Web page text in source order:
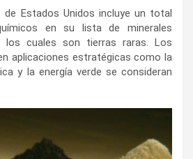
de Estados Unidos incluye un total
en su lista de minerales
los cuales son tierras raras. Los
aplicaciones estratégicas como la
y la energía verde se consideran